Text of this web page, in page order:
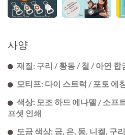
사양
재질: 구리 / 황동 / 철 / 아연 합
모티프: 다이 스트럭 / 포토 에
색상: 모조 하드 에나멜 / 소프
프셋 인쇄
도금 색상: 금, 은, 동, 니켈, 구